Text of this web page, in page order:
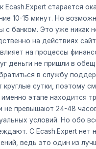
Ecash.Expert старается
10-15 минут. Но
с банком. Это уже никак
на действиях
на процессы
деньги не пришли в
в службу
круглые сутки, поэтому
именно этапе находится
не превышают 24-48
условий. Но обо
С Ecash.Expert нет
ведь это один из